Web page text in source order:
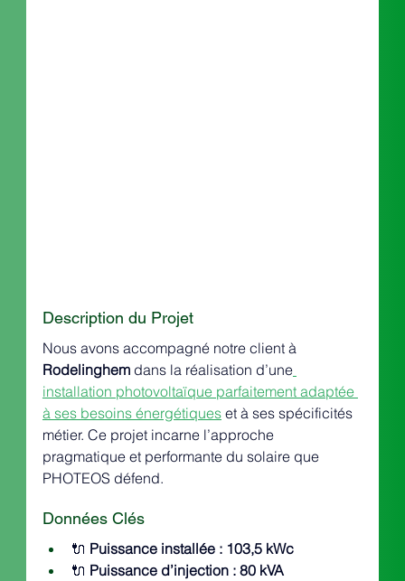
Description du Projet
Nous avons accompagné notre client à
Rodelinghem dans la réalisation d’une
installation photovoltaïque parfaitement adaptée
à ses besoins énergétiques et à ses spécificités
métier. Ce projet incarne l’approche
pragmatique et performante du solaire que
PHOTEOS défend.
Données Clés
🔌 Puissance installée : 103,5 kWc
🔌 Puissance d’injection : 80 kVA